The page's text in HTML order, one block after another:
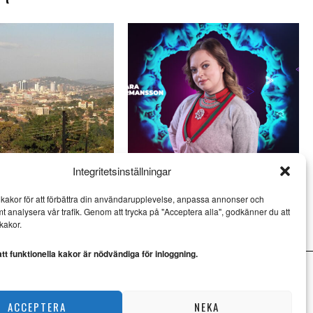
Integritetsinställningar
för att förbättra din användarupplevelse, anpassa annonser och
analysera vår trafik. Genom att trycka på "Acceptera alla", godkänner du att
funktionella kakor är nödvändiga för inloggning.
ACCEPTERA NEKA
Saara Hermansson vill lyfta
NYHETER